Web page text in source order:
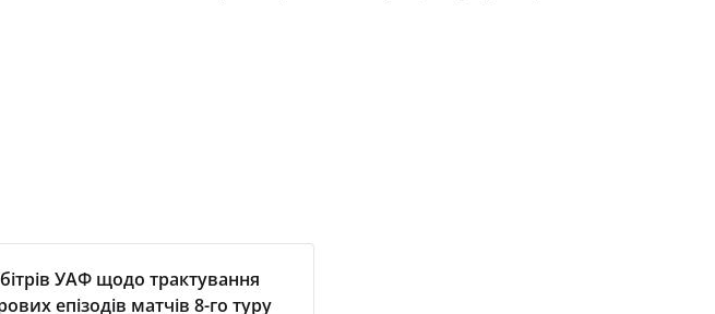
УАФ щодо трактування
епізодів матчів 8-го туру